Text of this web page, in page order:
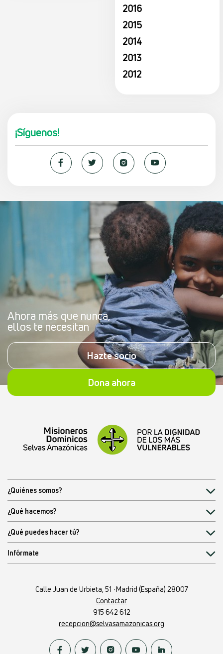
2016
2015
2014
2013
2012
¡Síguenos!
Ahora más que nunca,
ellos te necesitan
Hazte socio
Dona ahora
Calle Juan de Urbieta, 51 ·Madrid (España) 28007
Contactar
915 642 612
recepcion@selvasamazonicas.org
¿Quiénes somos?
¿Qué hacemos?
¿Qué puedes hacer tú?
Infórmate